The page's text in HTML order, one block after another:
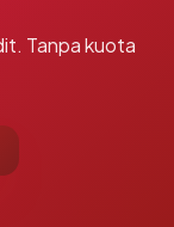
Tanpa kuota